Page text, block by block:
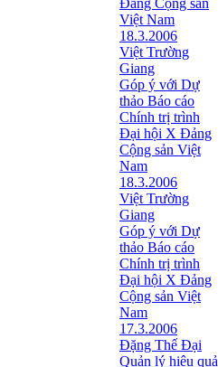
Đảng Cộng sản
Việt Nam
18.3.2006
Việt Trường
Giang
Góp ý với Dự
thảo Báo cáo
Chính trị trình
Đại hội X Đảng
Cộng sản Việt
Nam
18.3.2006
Việt Trường
Giang
Góp ý với Dự
thảo Báo cáo
Chính trị trình
Đại hội X Đảng
Cộng sản Việt
Nam
17.3.2006
Đặng Thế Đại
Quản lý hiệu quả